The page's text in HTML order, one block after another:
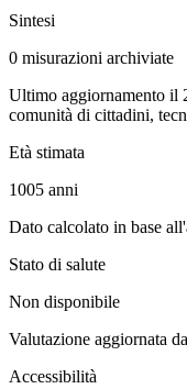
Sintesi
0 misurazioni archiviate
Ultimo aggiornamento il
comunità di cittadini,
Età stimata
1005 anni
Dato calcolato in base
Stato di salute
Non disponibile
Valutazione aggiornata
Accessibilità